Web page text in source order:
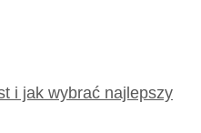
i jak wybrać najlepszy